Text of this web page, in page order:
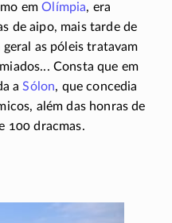
emOlímpia, era
de aipo, mais tarde de
as póleis tratavam
Consta que em
aSólon, que concedia
além das honras de
100 dracmas.